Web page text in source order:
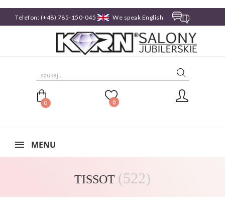
Telefon: (+48) 785-150-045 We speak English
0 0
MENU
TISSOT (522)